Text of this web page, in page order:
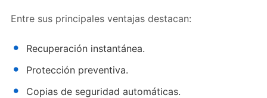
Entre sus principales ventajas destacan:
Recuperación instantánea.
Protección preventiva.
Copias de seguridad automáticas.